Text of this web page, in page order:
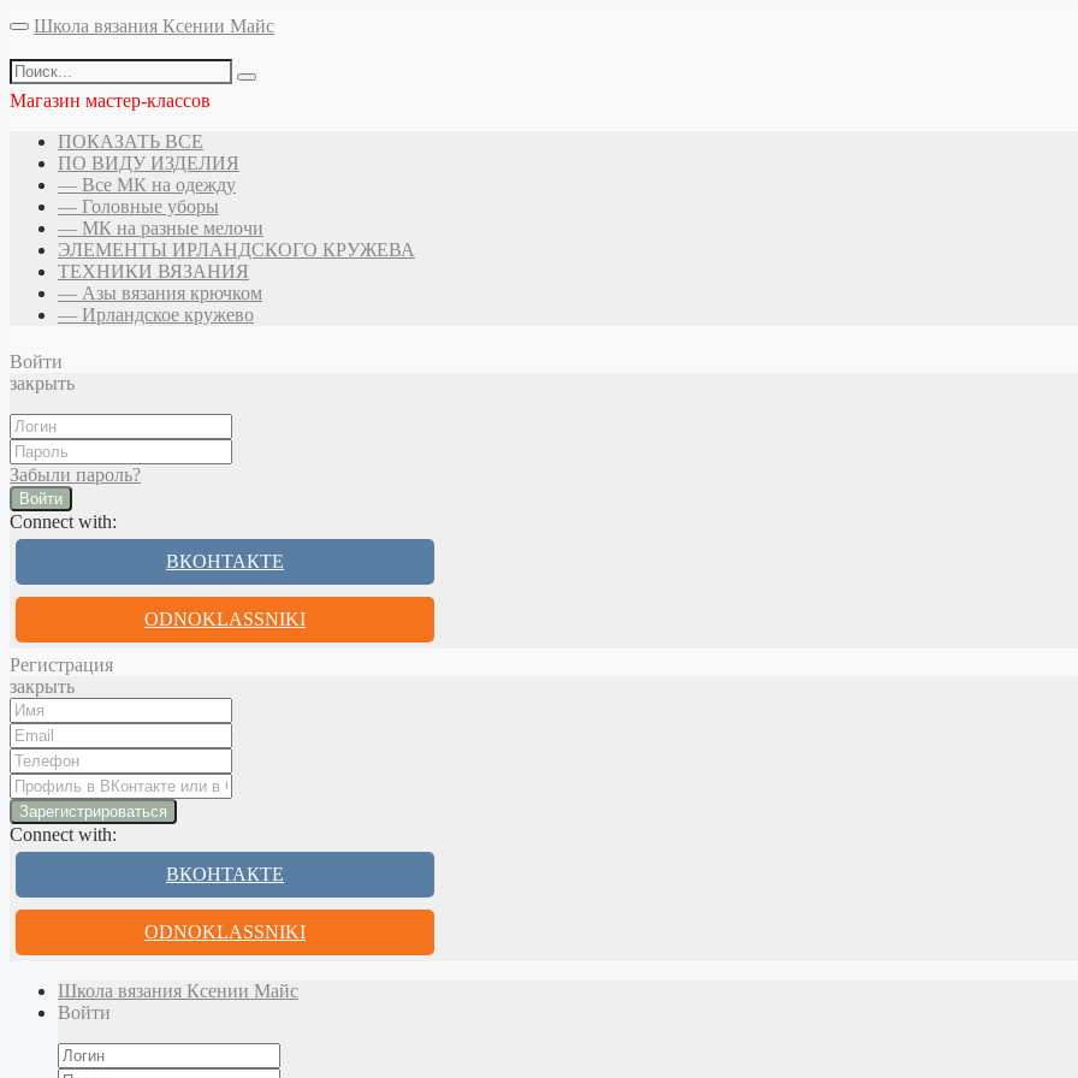
Школа вязания Ксении Майс
Магазин мастер-классов
ПОКАЗАТЬ ВСЕ
ПО ВИДУ ИЗДЕЛИЯ
— Все МК на одежду
— Головные уборы
— МК на разные мелочи
ЭЛЕМЕНТЫ ИРЛАНДСКОГО КРУЖЕВА
ТЕХНИКИ ВЯЗАНИЯ
— Азы вязания крючком
— Ирландское кружево
Войти
закрыть
Забыли пароль?
Войти
Connect with:
ВКОНТАКТЕ
ODNOKLASSNIKI
Регистрация
закрыть
Connect with:
ВКОНТАКТЕ
ODNOKLASSNIKI
Школа вязания Ксении Майс
Войти